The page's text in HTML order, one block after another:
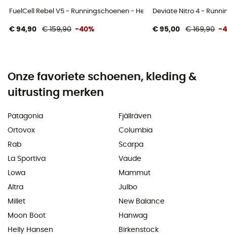
FuelCell Rebel V5 - Runningschoenen - Heren
€ 94,90 € 159,90 -40%
Deviate Nitro 4 -
€ 95,00 € 169,90 -
Onze favoriete schoenen, kleding &
uitrusting merken
Patagonia
Ortovox
Rab
La Sportiva
Lowa
Altra
Millet
Moon Boot
Helly Hansen
Fjällräven
Columbia
Scarpa
Vaude
Mammut
Julbo
New Balance
Hanwag
Birkenstock